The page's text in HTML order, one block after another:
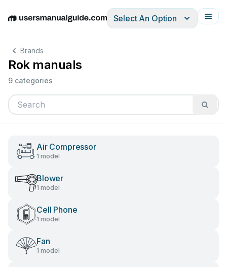
EnglishDeutschEspañolItalianoFrançais
Select An Option
Brands
Rok manuals
9 categories
Air Compressor
1 model
Blower
1 model
Cell Phone
1 model
Fan
1 model